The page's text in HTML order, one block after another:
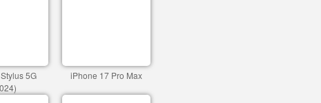
5G
iPhone 17 Pro Max